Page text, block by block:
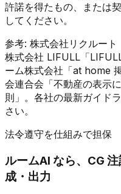
許諾を得たもの、または
してください。
参考: 株式会社リクルート
株式会社 LIFULL「
ーム株式会社「at home
会連合会「不動産の表示
則」。各社の最新ガイド
さい。
法令遵守を仕組みで担保
ルームAI なら、CG
成・出力